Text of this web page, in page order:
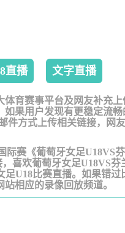
直播 文字直播
育赛事平台及网友补充
果用户发现有更稳定流
件方式上传相关链接，网
际赛《葡萄牙女足U18VS
喜欢葡萄牙女足U18VS
足U18比赛直播。如果错
相应的录像回放频道。